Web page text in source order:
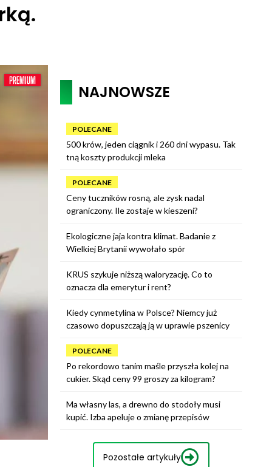
NAJNOWSZE
POLECANE
500 krów, jeden ciągnik i 260 dni wypasu. Tak
tną koszty produkcji mleka
POLECANE
Ceny tuczników rosną, ale zysk nadal
ograniczony. Ile zostaje w kieszeni?
Ekologiczne jaja kontra klimat. Badanie z
Wielkiej Brytanii wywołało spór
KRUS szykuje niższą waloryzację. Co to
oznacza dla emerytur i rent?
Kiedy cynmetylina w Polsce? Niemcy już
czasowo dopuszczają ją w uprawie pszenicy
POLECANE
Po rekordowo tanim maśle przyszła kolej na
cukier. Skąd ceny 99 groszy za kilogram?
Ma własny las, a drewno do stodoły musi
kupić. Izba apeluje o zmianę przepisów
Pozostałe artykuły